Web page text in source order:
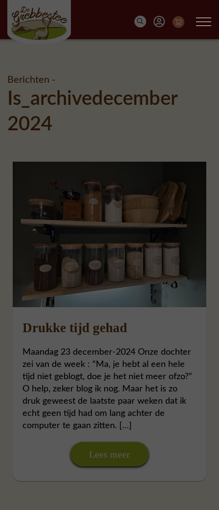
Berichten -
Is_archivedecember
2024
Drukke tijd gehad
Maandag 23 december-2024 Onze dochter
zei van de week : “Ma, je hebt al een hele
tijd niet geblogt, doe je het niet meer ofzo?”
O help, zeker blog ik nog. Maar het is zo
druk geweest de laatste paar weken dat ik
echt geen tijd had om lang achter de
computer te gaan zitten. […]
Lees meer